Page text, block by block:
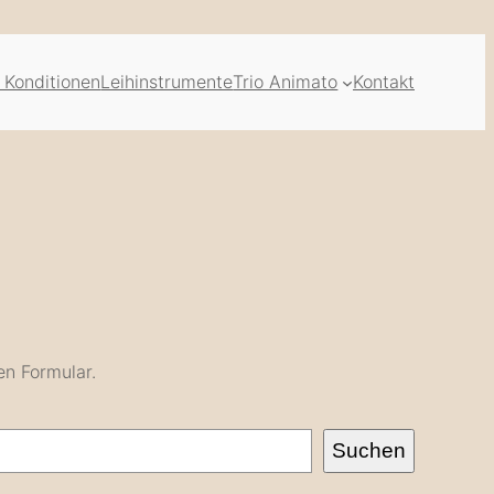
LeihinstrumenteTrio Animato Kontakt
Formular.
Suchen